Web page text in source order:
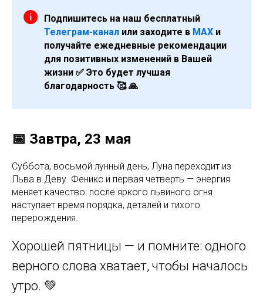
Подпишитесь на наш бесплатный
Телеграм-канал или заходите в МАХ и
получайте ежедневные рекомендации
для позитивных изменений в Вашей
жизни ✅ Это будет лучшая
благодарность 🥰 🙏
📅 Завтра, 23 мая
Суббота, восьмой лунный день, Луна переходит из
Льва в Деву. Феникс и первая четверть — энергия
меняет качество: после яркого львиного огня
наступает время порядка, деталей и тихого
перерождения.
Хорошей пятницы — и помните: одного
верного слова хватает, чтобы началось
утро. 💚